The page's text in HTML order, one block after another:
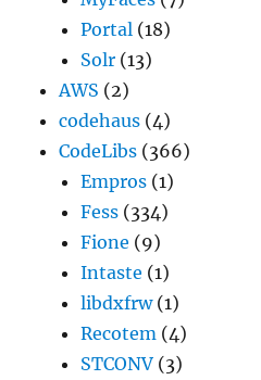
Portal (18)
Solr (13)
AWS (2)
codehaus (4)
CodeLibs (366)
Empros (1)
Fess (334)
Fione (9)
Intaste (1)
libdxfrw(1)
Recotem (4)
STCONV (3)